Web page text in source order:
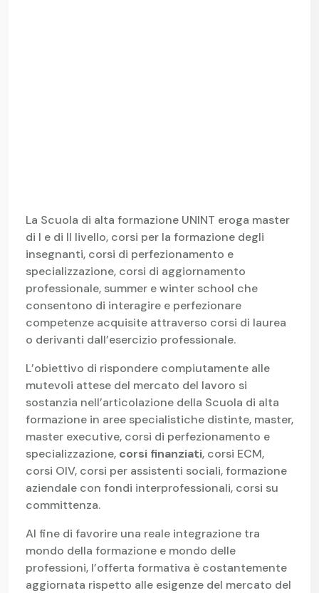
La Scuola di alta formazione UNINT eroga master
di I e di II livello, corsi per la formazione degli
insegnanti, corsi di perfezionamento e
specializzazione, corsi di aggiornamento
professionale, summer e winter school che
consentono di interagire e perfezionare
competenze acquisite attraverso corsi di laurea
o derivanti dall’esercizio professionale.
L’obiettivo di rispondere compiutamente alle
mutevoli attese del mercato del lavoro si
sostanzia nell’articolazione della Scuola di alta
formazione in aree specialistiche distinte, master,
master executive, corsi di perfezionamento e
specializzazione, corsi finanziati, corsi ECM,
corsi OIV, corsi per assistenti sociali, formazione
aziendale con fondi interprofessionali, corsi su
committenza.
Al fine di favorire una reale integrazione tra
mondo della formazione e mondo delle
professioni, l’offerta formativa è costantemente
aggiornata rispetto alle esigenze del mercato del